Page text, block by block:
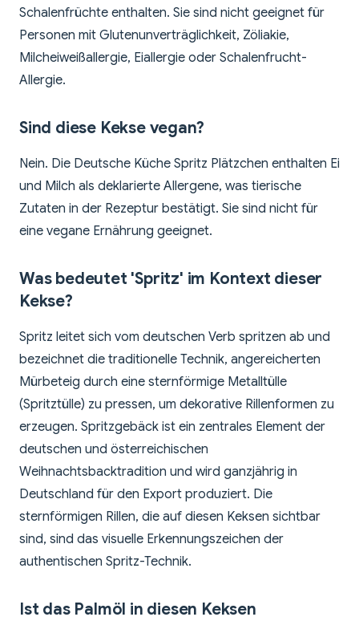
Schalenfrüchte enthalten. Sie sind nicht geeignet für
Personen mit Glutenunverträglichkeit, Zöliakie,
Milcheiweißallergie, Eiallergie oder Schalenfrucht-
Allergie.
Sind diese Kekse vegan?
Nein. Die Deutsche Küche Spritz Plätzchen enthalten Ei
und Milch als deklarierte Allergene, was tierische
Zutaten in der Rezeptur bestätigt. Sie sind nicht für
eine vegane Ernährung geeignet.
Was bedeutet 'Spritz' im Kontext dieser
Kekse?
Spritz leitet sich vom deutschen Verb spritzen ab und
bezeichnet die traditionelle Technik, angereicherten
Mürbeteig durch eine sternförmige Metalltülle
(Spritztülle) zu pressen, um dekorative Rillenformen zu
erzeugen. Spritzgebäck ist ein zentrales Element der
deutschen und österreichischen
Weihnachtsbacktradition und wird ganzjährig in
Deutschland für den Export produziert. Die
sternförmigen Rillen, die auf diesen Keksen sichtbar
sind, sind das visuelle Erkennungszeichen der
authentischen Spritz-Technik.
Ist das Palmöl in diesen Keksen